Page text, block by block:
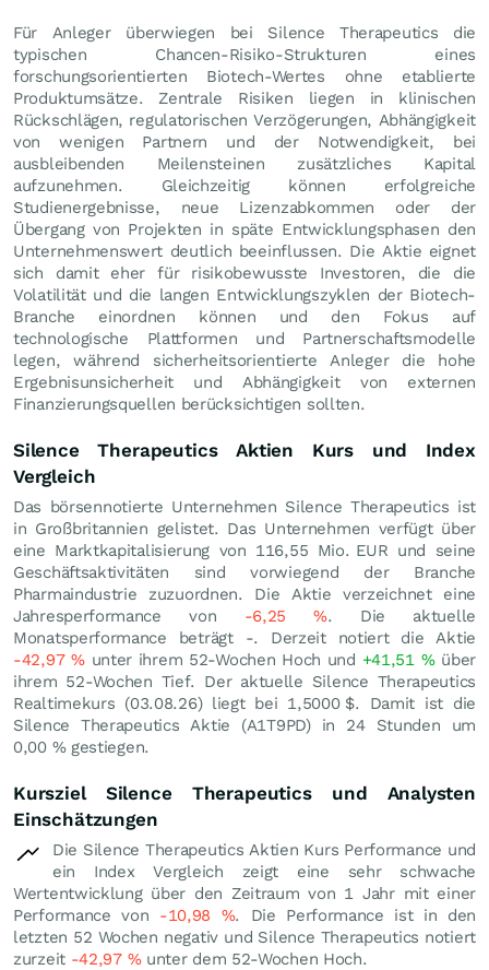
Für Anleger überwiegen bei Silence Therapeutics die
typischen Chancen-Risiko-Strukturen eines
forschungsorientierten Biotech-Wertes ohne etablierte
Produktumsätze. Zentrale Risiken liegen in klinischen
Rückschlägen, regulatorischen Verzögerungen, Abhängigkeit
von wenigen Partnern und der Notwendigkeit, bei
ausbleibenden Meilensteinen zusätzliches Kapital
aufzunehmen. Gleichzeitig können erfolgreiche
Studienergebnisse, neue Lizenzabkommen oder der
Übergang von Projekten in späte Entwicklungsphasen den
Unternehmenswert deutlich beeinflussen. Die Aktie eignet
sich damit eher für risikobewusste Investoren, die die
Volatilität und die langen Entwicklungszyklen der Biotech-
Branche einordnen können und den Fokus auf
technologische Plattformen und Partnerschaftsmodelle
legen, während sicherheitsorientierte Anleger die hohe
Ergebnisunsicherheit und Abhängigkeit von externen
Finanzierungsquellen berücksichtigen sollten.
Silence Therapeutics Aktien Kurs und Index
Vergleich
Das börsennotierte Unternehmen Silence Therapeutics ist
in Großbritannien gelistet. Das Unternehmen verfügt über
eine Marktkapitalisierung von 116,55 Mio. EUR und seine
Geschäftsaktivitäten sind vorwiegend der Branche
Pharmaindustrie zuzuordnen. Die Aktie verzeichnet eine
Jahresperformance von -6,25%. Die aktuelle
Monatsperformance beträgt -. Derzeit notiert die Aktie
-42,97 %unter ihrem 52-Wochen Hoch und +41,51 %über
ihrem 52-Wochen Tief. Der aktuelle Silence Therapeutics
Realtimekurs (03.08.26) liegt bei 1,5000 $. Damit ist die
Silence Therapeutics Aktie (A1T9PD) in 24 Stunden um
0,00 %gestiegen.
Kursziel Silence Therapeutics und Analysten
Einschätzungen
Die Silence Therapeutics Aktien Kurs Performance und
ein Index Vergleich zeigt eine sehr schwache
Wertentwicklung über den Zeitraum von 1 Jahr mit einer
Performance von -10,98 %. Die Performance ist in den
letzten 52 Wochen negativ und Silence Therapeutics notiert
zurzeit -42,97 %unter dem 52-Wochen Hoch.